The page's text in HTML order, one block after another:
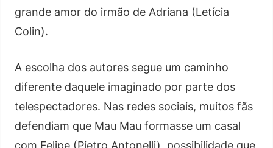
grande amor do irmão de Adriana (Letícia
Colin).
A escolha dos autores segue um caminho
diferente daquele imaginado por parte dos
telespectadores. Nas redes sociais, muitos fãs
defendiam que Mau Mau formasse um casal
com Felipe (Pietro Antonelli), possibilidade que